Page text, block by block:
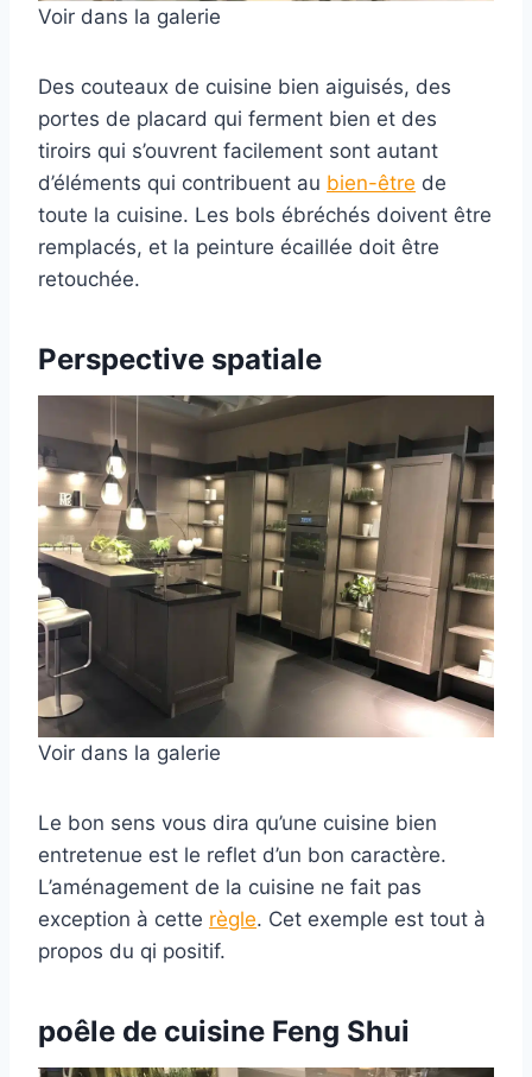
Voir dans la galerie
Des couteaux de cuisine bien aiguisés, des
portes de placard qui ferment bien et des
tiroirs qui s’ouvrent facilement sont autant
d’éléments qui contribuent au bien-être de
toute la cuisine. Les bols ébréchés doivent être
remplacés, et la peinture écaillée doit être
retouchée.
Perspective spatiale
Voir dans la galerie
Le bon sens vous dira qu’une cuisine bien
entretenue est le reflet d’un bon caractère.
L’aménagement de la cuisine ne fait pas
exception à cette règle. Cet exemple est tout à
propos du qi positif.
poêle de cuisine Feng Shui